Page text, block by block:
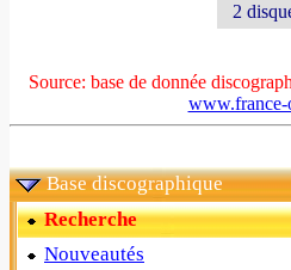
2
Source: base de donnée
www.france-
Base discographique
Recherche
Nouveautés